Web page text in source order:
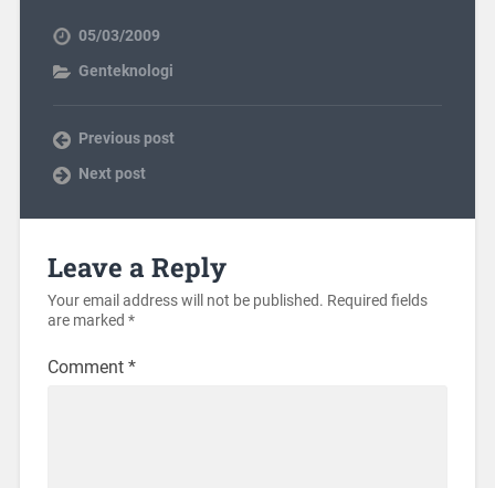
05/03/2009
Genteknologi
Previous post
Next post
Leave a Reply
Your email address will not be published. Required fields
are marked *
Comment *